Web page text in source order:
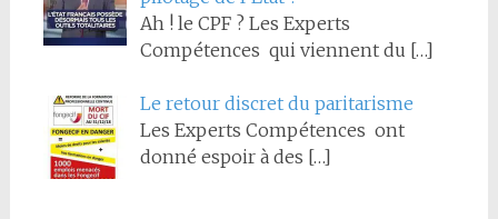
Ah ! le CPF ? Les Experts
Compétences qui viennent du […]
Le retour discret du paritarisme
Les Experts Compétences ont
donné espoir à des […]